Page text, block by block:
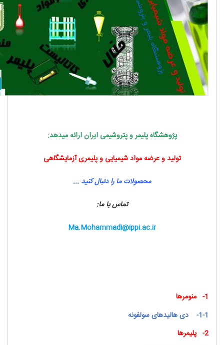
پژوهشگاه پلیمر و پتروشیمی ایران ارائه می­دهد:
تولید و عرضه مواد شیمیایی و پلیمری آزمایشگاهی
محصولات ما را دنبال کنید ...
تماس با ما:
Ma.Mohammadi@ippi.ac.ir
1-
منومرها
1-1-
دی هالیدهای سولفونه
2-
پلیمرها